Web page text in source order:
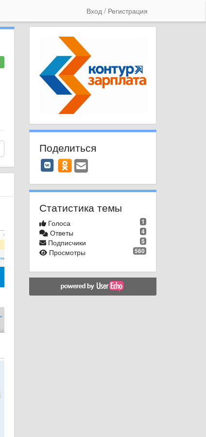
Вход / Регистрация
Поделиться
Статистика темы
1
Голоса
4
Ответы
5
Подписчики
560
Просмотры